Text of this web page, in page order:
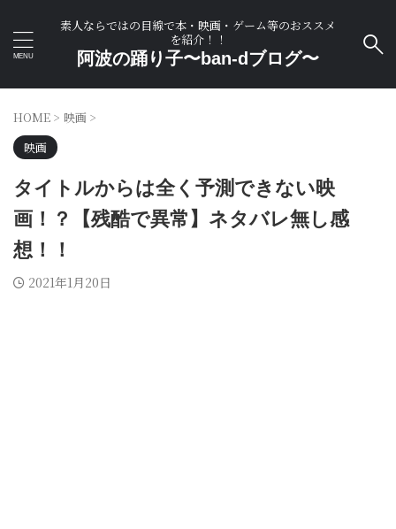
素人ならではの目線で本・映画・ゲーム等のおススメ
を紹介！！
阿波の踊り子〜ban-dブログ〜
HOME > 映画 >
映画
タイトルからは全く予測できない映
画！？【残酷で異常】ネタバレ無し感
想！！
2021年1月20日